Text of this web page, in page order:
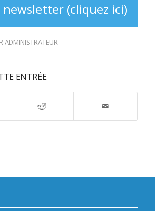
newsletter (cliquez ici)
ADMINISTRATEUR
ENTRÉE